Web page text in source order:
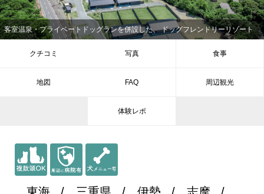
客室温泉・プライベートドッグランを併設した、 ドッグフレンドリーリゾート
クチコミ 写真 食事
地図 FAQ 周辺観光
体験レポ